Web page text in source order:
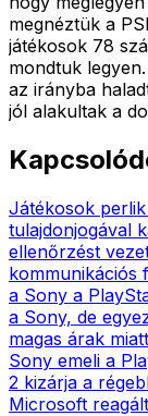
megnéztük a
játékosok 78
mondtuk
az irányba
jól alakultak a
Játékosok
tulajdonjogával
ellenőrzést
kommunikációs
a Sony a
a Sony, de
magas árak
Sony emeli a
2 kizárja a
Microsoft